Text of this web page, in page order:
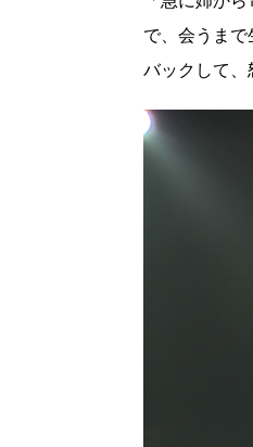
で、会うま
バックして、